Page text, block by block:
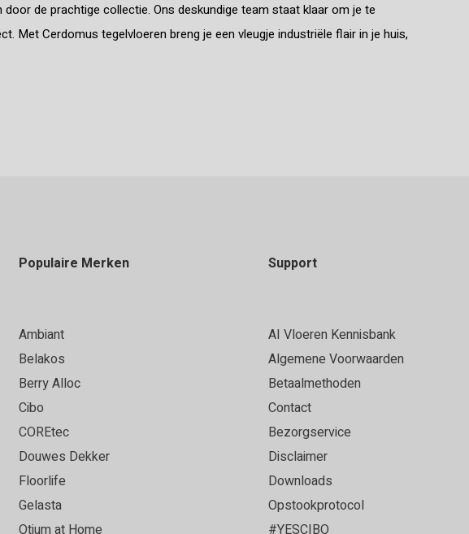
de prachtige collectie. Ons deskundige team staat klaar om je te
Met Cerdomus tegelvloeren breng je een vleugje industriële flair in je huis,
Populaire Merken
Ambiant
Belakos
Berry Alloc
Cibo
COREtec
Douwes Dekker
Floorlife
Gelasta
Otium at Home
Support
AI Vloeren Kennisbank
Algemene Voorwaarden
Betaalmethoden
Contact
Bezorgservice
Disclaimer
Downloads
Opstookprotocol
#YESCIBO